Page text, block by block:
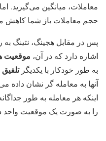
معاملات، میانگین می‌گیرید.
حجم معاملات باز شما کاهش
پس در مقابل هجینگ، نتینگ به
اشاره دارد که در آن، موقعیت
به طور خودکار با یکدیگرتلفیق
آنها به معامله گر نشان داده
اینکه هر معامله به طور
را به صورت یک موقعیت واحد